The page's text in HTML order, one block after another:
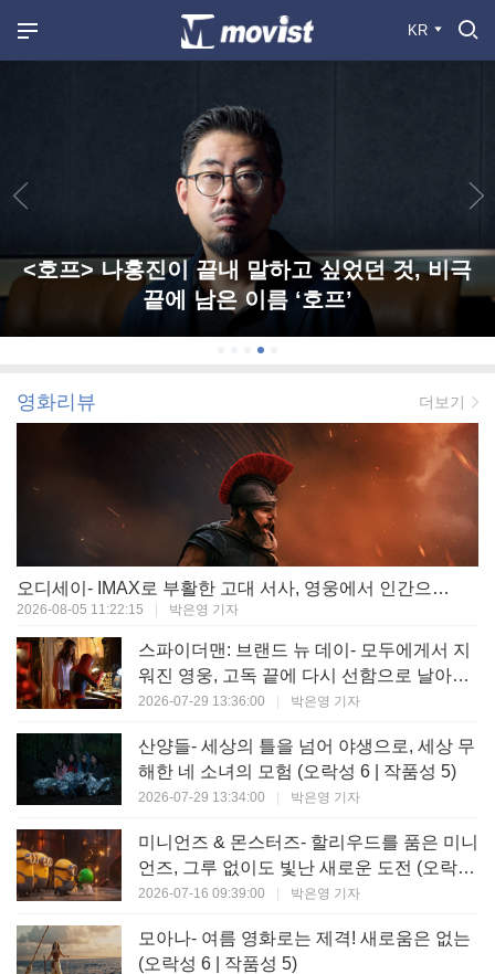
KR
<호프> 나홍진이 끝내 말하고 싶었던 것, 비극
끝에 남은 이름 ‘호프’
영화리뷰 더보기
오디세이- IMAX로 부활한 고대 서사, 영웅에서 인간으로의 귀환 (오락성 9 | 작품성 9)
2026-08-05 11:22:15 박은영 기자
스파이더맨: 브랜드 뉴 데이- 모두에게서 지
워진 영웅, 고독 끝에 다시 선함으로 날아오
르다 (오락성 8 | 작품성 8)
2026-07-29 13:36:00 박은영 기자
산양들- 세상의 틀을 넘어 야생으로, 세상 무
해한 네 소녀의 모험 (오락성 6 | 작품성 5)
2026-07-29 13:34:00 박은영 기자
미니언즈 & 몬스터즈- 할리우드를 품은 미니
언즈, 그루 없이도 빛난 새로운 도전 (오락성
7 | 작품성 6)
2026-07-16 09:39:00 박은영 기자
모아나- 여름 영화로는 제격! 새로움은 없는
(오락성 6 | 작품성 5)